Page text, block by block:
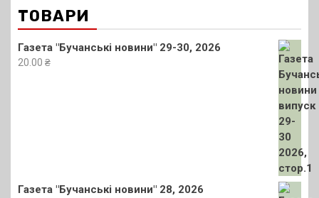
ТОВАРИ
Газета "Бучанські новини" 29-30, 2026
20.00 ₴
Газета "Бучанські новини" 28, 2026